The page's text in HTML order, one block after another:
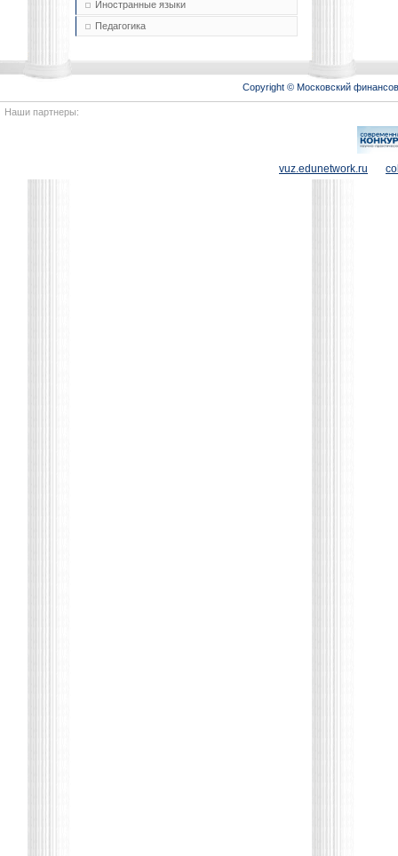
Иностранные языки
Педагогика
Copyright © Московский
Наши партнеры:
vuz.edunetwork.ru